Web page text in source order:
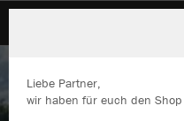
Liebe Partner,
wir haben für euch den